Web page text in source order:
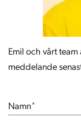
Emil och vårt
meddelande
Namn*